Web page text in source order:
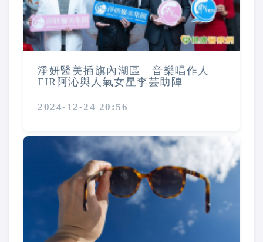
淨妍醫美插旗內湖區 音樂唱作人
FIR阿沁與人氣女星李芸助陣
2024-12-24 20:56